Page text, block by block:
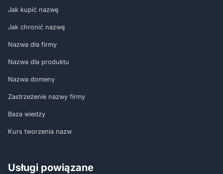
Jak kupić nazwę
Jak chronić nazwę
Nazwa dla firmy
Nazwa dla produktu
Nazwa domeny
Zastrzeżenie nazwy firmy
Baza wiedzy
Kurs tworzenia nazw
Usługi powiązane